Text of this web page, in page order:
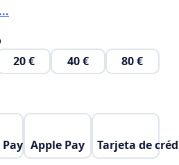
20 € 40 € 80 €
Apple Pay Tarjeta de